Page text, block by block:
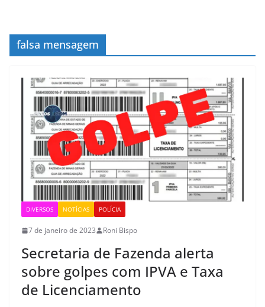
falsa mensagem
DIVERSOS NOTÍCIAS POLÍCIA
7 de janeiro de 2023 Roni Bispo
Secretaria de Fazenda alerta
sobre golpes com IPVA e Taxa
de Licenciamento